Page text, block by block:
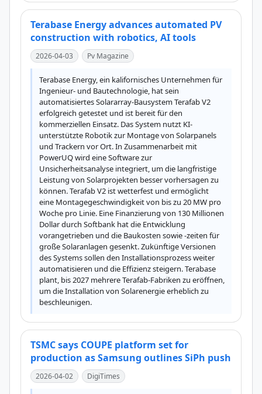
Terabase Energy advances automated PV
construction with robotics, AI tools
2026-04-03 Pv Magazine
Terabase Energy, ein kalifornisches Unternehmen für
Ingenieur- und Bautechnologie, hat sein
automatisiertes Solararray-Bausystem Terafab V2
erfolgreich getestet und ist bereit für den
kommerziellen Einsatz. Das System nutzt KI-
unterstützte Robotik zur Montage von Solarpanels
und Trackern vor Ort. In Zusammenarbeit mit
PowerUQ wird eine Software zur
Unsicherheitsanalyse integriert, um die langfristige
Leistung von Solarprojekten besser vorhersagen zu
können. Terafab V2 ist wetterfest und ermöglicht
eine Montagegeschwindigkeit von bis zu 20 MW pro
Woche pro Linie. Eine Finanzierung von 130 Millionen
Dollar durch Softbank hat die Entwicklung
vorangetrieben und die Baukosten sowie -zeiten für
große Solaranlagen gesenkt. Zukünftige Versionen
des Systems sollen den Installationsprozess weiter
automatisieren und die Effizienz steigern. Terabase
plant, bis 2027 mehrere Terafab-Fabriken zu eröffnen,
um die Installation von Solarenergie erheblich zu
beschleunigen.
TSMC says COUPE platform set for
production as Samsung outlines SiPh push
2026-04-02 DigiTimes